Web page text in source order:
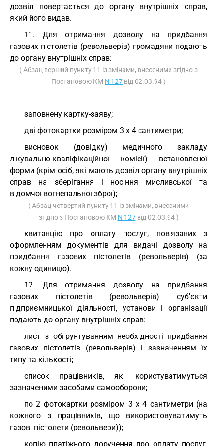
дозвіл повертається до органу внутрішніх справ,
який його видав.
11. Для отримання дозволу на придбання
газових пістолетів (револьверів) громадяни подають
до органу внутрішніх справ:
( Абзац перший пункту 11 із змінами, внесеними згідно з
Постановою КМ N 127 від 02.03.94 )
заповнену картку-заяву;
дві фотокартки розміром 3 х 4 сантиметри;
висновок (довідку) медичного закладу
лікувально-кваліфікаційної комісії) встановленої
форми (крім осіб, які мають дозвіл органу внутрішніх
справ на зберігання і носіння мисливської та
відомчої вогнепальної зброї);
( Абзац четвертий пункту 11 із змінами, внесеними
згідно з Постановою КМ N 127від 02.03.94 )
квитанцію про оплату послуг, пов'язаних з
оформленням документів для видачі дозволу на
придбання газових пістолетів (револьверів) (за
кожну одиницю).
12. Для отримання дозволу на придбання
газових пістолетів (револьверів) суб'єкти
підприємницької діяльності, установи і організації
подають до органу внутрішніх справ:
лист з обгрунтуванням необхідності придбання
газових пістолетів (револьверів) і зазначенням їх
типу та кількості;
список працівників, які користуватимуться
зазначеними засобами самооборони;
по 2 фотокартки розміром 3 х 4 сантиметри (на
кожного з працівників, що використовуватимуть
газові пістолети (револьвери));
копію платіжного доручення про оплату послуг,